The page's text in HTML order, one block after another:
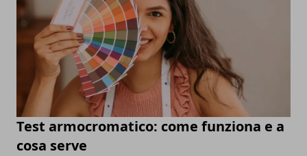
Test armocromatico: come funziona e a
cosa serve